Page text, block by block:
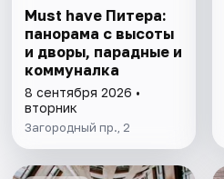
Must have Питера:
панорама с высоты
и дворы, парадные и
коммуналка
8 сентября 2026 •
вторник
Загородный пр., 2